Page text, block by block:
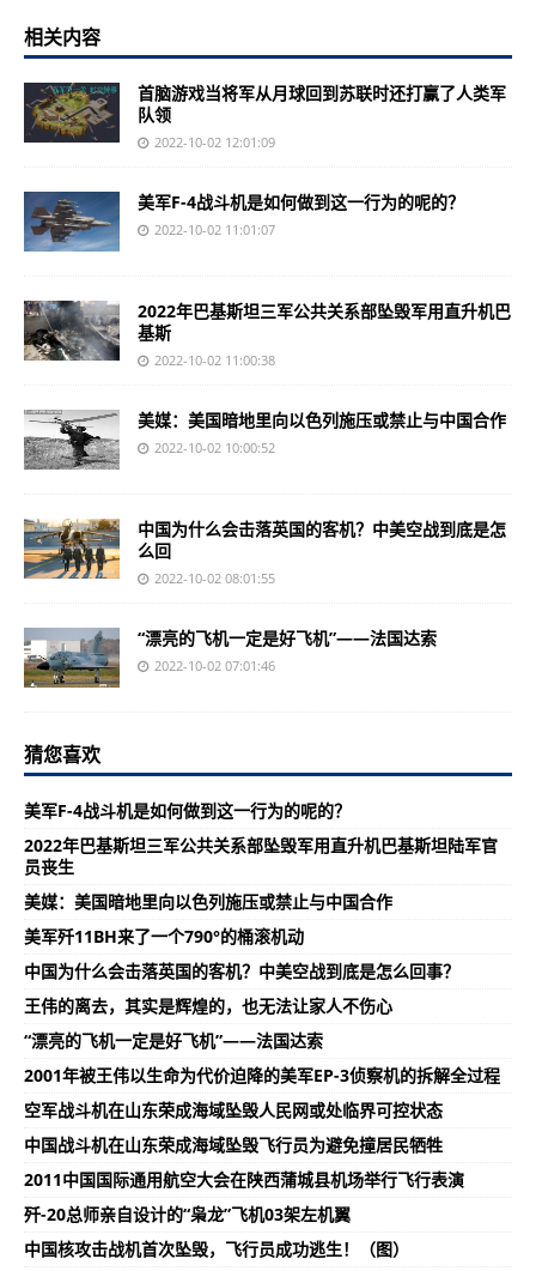
相关内容
首脑游戏当将军从月球回到苏联时还打赢了人类军
队领
2022-10-02 12:01:09
美军F-4战斗机是如何做到这一行为的呢的？
2022-10-02 11:01:07
2022年巴基斯坦三军公共关系部坠毁军用直升机巴
基斯
2022-10-02 11:00:38
美媒：美国暗地里向以色列施压或禁止与中国合作
2022-10-02 10:00:52
中国为什么会击落英国的客机？中美空战到底是怎
么回
2022-10-02 08:01:55
“漂亮的飞机一定是好飞机”——法国达索
2022-10-02 07:01:46
猜您喜欢
美军F-4战斗机是如何做到这一行为的呢的？
2022年巴基斯坦三军公共关系部坠毁军用直升机巴基斯坦陆军官
员丧生
美媒：美国暗地里向以色列施压或禁止与中国合作
美军歼11BH来了一个790°的桶滚机动
中国为什么会击落英国的客机？中美空战到底是怎么回事？
王伟的离去，其实是辉煌的，也无法让家人不伤心
“漂亮的飞机一定是好飞机”——法国达索
2001年被王伟以生命为代价迫降的美军EP-3侦察机的拆解全过程
空军战斗机在山东荣成海域坠毁人民网或处临界可控状态
中国战斗机在山东荣成海域坠毁飞行员为避免撞居民牺牲
2011中国国际通用航空大会在陕西蒲城县机场举行飞行表演
歼-20总师亲自设计的“枭龙”飞机03架左机翼
中国核攻击战机首次坠毁，飞行员成功逃生！（图）